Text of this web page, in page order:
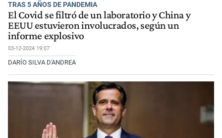
TRAS 5 AÑOS DE PANDEMIA
El Covid se filtró de un laboratorio y China y
EEUU estuvieron involucrados, según un
informe explosivo
03-12-2024 19:07
DARÍO SILVA D'ANDREA